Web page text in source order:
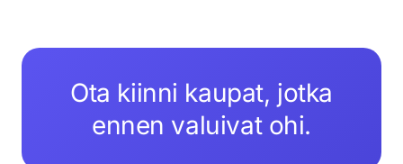
Ota kiinni kaupat, jotka
ennen valuivat ohi.